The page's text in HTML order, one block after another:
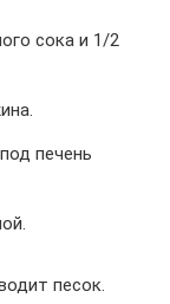
сока и 1/2
печень
песок.